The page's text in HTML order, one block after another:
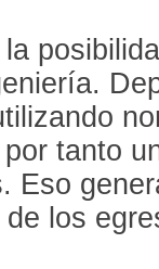
tanto
Eso
los